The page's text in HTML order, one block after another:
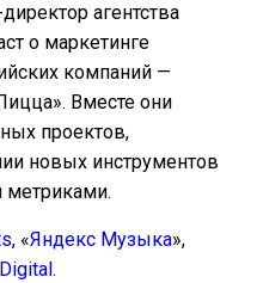
агентства
о маркетинге
компаний —
Вместе они
проектов,
новых инструментов
метриками.
, «Яндекс Музыка»,
.